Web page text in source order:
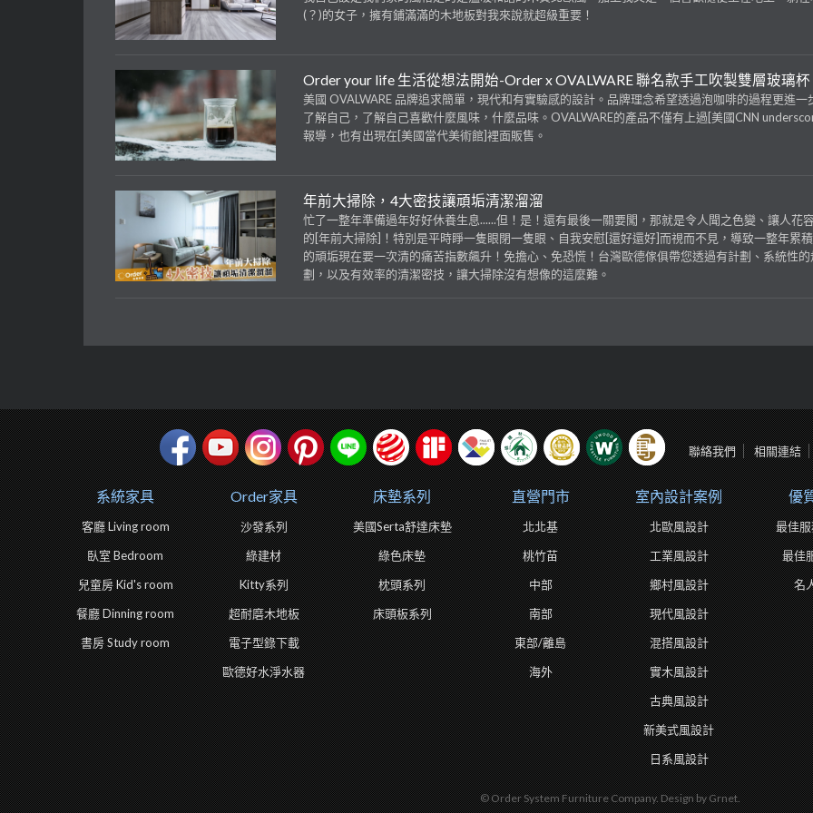
(？)的女子，擁有鋪滿滿的木地板對我來說就超級重要！
Order your life 生活從想法開始-Order x OVALWARE 聯名款手工吹製雙層玻璃杯
美國 OVALWARE 品牌追求簡單，現代和有實驗感的設計。品牌理念希望透過泡咖啡的過程更進一
了解自己，了解自己喜歡什麼風味，什麼品味。OVALWARE的產品不僅有上過[美國CNN
報導，也有出現在[美國當代美術館]裡面販售。
年前大掃除，4大密技讓頑垢清潔溜溜
忙了一整年準備過年好好休養生息......但！是！還有最後一關要闖，那就是令人聞之色變、讓人花
的[年前大掃除]！特別是平時睜一隻眼閉一隻眼、自我安慰[還好還好]而視而不見，導致一整年累
的頑垢現在要一次清的痛苦指數飆升！免擔心、免恐慌！台灣歐德傢俱帶您透過有計劃、系統性的
劃，以及有效率的清潔密技，讓大掃除沒有想像的這麼難。
聯絡我們 相關連結
系統家具
客廳 Living room
臥室 Bedroom
兒童房 Kid's room
餐廳 Dinning room
書房 Study room
Order家具
沙發系列
綠建材
Kitty系列
超耐磨木地板
電子型錄下載
歐德好水淨水器
床墊系列
美國Serta舒達床墊
綠色床墊
枕頭系列
床頭板系列
直營門市
北北基
桃竹苗
中部
南部
東部/離島
海外
室內設計案例
北歐風設計
工業風設計
鄉村風設計
現代風設計
混搭風設計
實木風設計
古典風設計
新美式風設計
日系風設計
優
最佳
最佳
名
© Order System Furniture Company. Design by Grnet.